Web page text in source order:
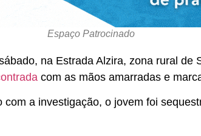
Espaço Patrocinado
na Estrada Alzira, zona rural de
com as mãos amarradas e
a investigação, o jovem foi